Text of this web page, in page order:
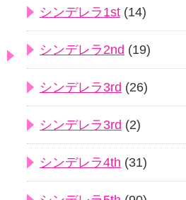
シンデレラ1st (14)
シンデレラ2nd (19)
シンデレラ3rd (26)
シンデレラ3rd (2)
シンデレラ4th (31)